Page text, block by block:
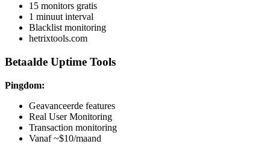
15 monitors gratis
1 minuut interval
Blacklist monitoring
hetrixtools.com
Betaalde Uptime Tools
Pingdom:
Geavanceerde features
Real User Monitoring
Transaction monitoring
Vanaf ~$10/maand